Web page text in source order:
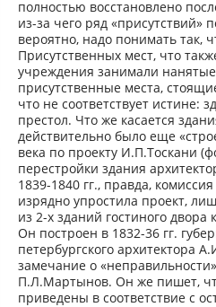
полностью восстановлено
из-за чего ряд «присутствий»
вероятно, надо понимать так,
Присутственных мест, что
учреждения занимали
присутственные места,
что не соответствует истине:
престол. Что же касается
действительно было еще
века по проекту И.П.Тоскани
перестройки здания
1839-1840 гг., правда,
изрядно упростила проект,
из 2-х зданий гостиного
Он построен в 1832-36 гг.
петербургского архитектора
замечание о
П.Л.Мартынов. Он же пишет,
приведены в соответствие с